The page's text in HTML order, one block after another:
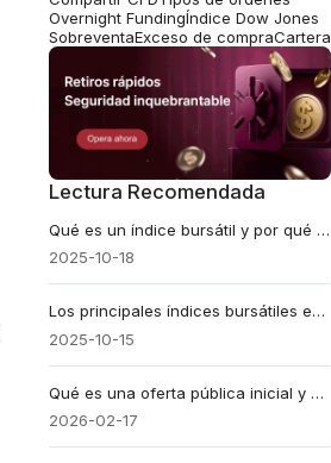
Overnight FundingÍndice Dow Jones
SobreventaExceso de compraCartera
Lectura Recomendada
Qué es un índice bursátil y por qué deberías conocerlo
2025-10-18
Los principales índices bursátiles explicados fácil
2025-10-15
Qué es una oferta pública inicial y por qué deberías prestarle atención
2026-02-17